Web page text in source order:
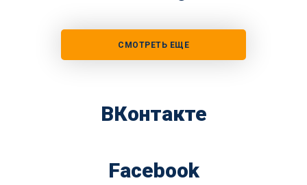
СМОТРЕТЬ ЕЩЕ
ВКонтакте
Facebook